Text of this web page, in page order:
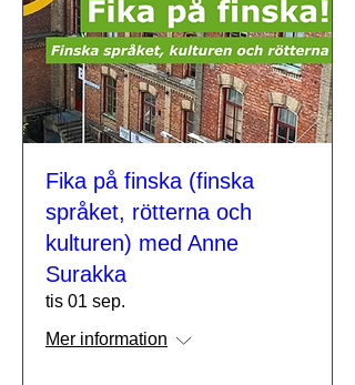
Fika på finska (finska
språket, rötterna och
kulturen) med Anne
Surakka
tis 01 sep.
Mer information